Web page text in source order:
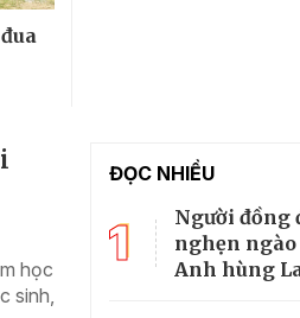
học
sinh,
ĐỌC NHIỀU
1
Người đồng
nghẹn
Anh hùng